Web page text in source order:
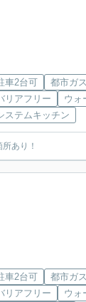
車2台可 都市ガス
リアフリー
ウォ
ステムキッチン
あり！
車2台可 都市ガス
リアフリー
ウォ